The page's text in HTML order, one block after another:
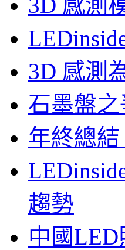
3D 感測
石墨盤
年終總
趨勢
中國